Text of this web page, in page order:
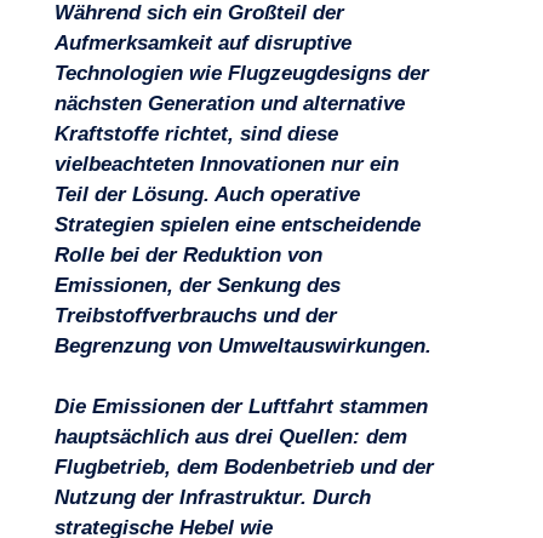
Branchen
Während sich ein Großteil der
Aufmerksamkeit auf disruptive
Technologien wie Flugzeugdesigns der
nächsten Generation und alternative
Kraftstoffe richtet, sind diese
vielbeachteten Innovationen nur ein
Teil der Lösung. Auch operative
Strategien spielen eine entscheidende
Rolle bei der Reduktion von
Emissionen, der Senkung des
Treibstoffverbrauchs und der
Begrenzung von Umweltauswirkungen.
Die Emissionen der Luftfahrt stammen
hauptsächlich aus drei Quellen: dem
Flugbetrieb, dem Bodenbetrieb und der
Nutzung der Infrastruktur. Durch
strategische Hebel wie